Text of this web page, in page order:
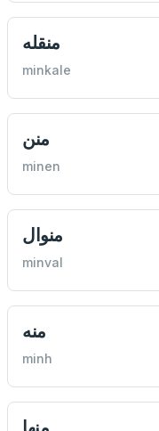
منقله
minkale
منن
minen
منوال
minval
منه
minh